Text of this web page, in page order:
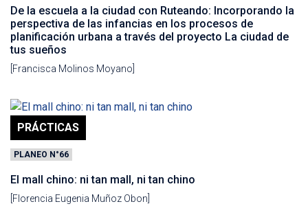
De la escuela a la ciudad con Ruteando: Incorporando la
perspectiva de las infancias en los procesos de
planificación urbana a través del proyecto La ciudad de
tus sueños
[Francisca Molinos Moyano]
PRÁCTICAS
PLANEO N°66
El mall chino: ni tan mall, ni tan chino
[Florencia Eugenia Muñoz Obon]